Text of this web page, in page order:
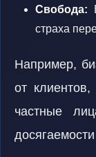
Свобода:
страха
Например,
от
частные